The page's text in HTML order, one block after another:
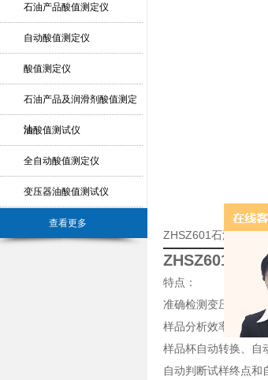
石油产品酸值测定仪
自动酸值测定仪
酸值测定仪
石油产品及润滑剂酸值测定
法
油酸值测试仪
全自动酸值测定仪
变压器油酸值测试仪
查看更多
ZHSZ601石油产品
ZHSZ601石油
特点：
准确检测变压器油、
样品分析效率高，可
样品杯自动转换、自
自动判断试样终点和